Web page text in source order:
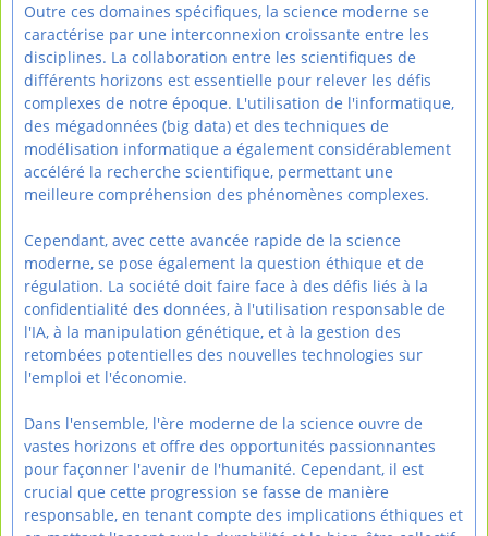
Outre ces domaines spécifiques, la science moderne se
caractérise par une interconnexion croissante entre les
disciplines. La collaboration entre les scientifiques de
différents horizons est essentielle pour relever les défis
complexes de notre époque. L'utilisation de l'informatique,
des mégadonnées (big data) et des techniques de
modélisation informatique a également considérablement
accéléré la recherche scientifique, permettant une
meilleure compréhension des phénomènes complexes.
Cependant, avec cette avancée rapide de la science
moderne, se pose également la question éthique et de
régulation. La société doit faire face à des défis liés à la
confidentialité des données, à l'utilisation responsable de
l'IA, à la manipulation génétique, et à la gestion des
retombées potentielles des nouvelles technologies sur
l'emploi et l'économie.
Dans l'ensemble, l'ère moderne de la science ouvre de
vastes horizons et offre des opportunités passionnantes
pour façonner l'avenir de l'humanité. Cependant, il est
crucial que cette progression se fasse de manière
responsable, en tenant compte des implications éthiques et